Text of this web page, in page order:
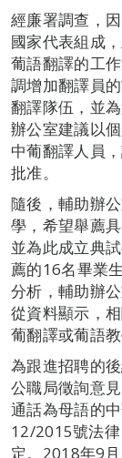
經廉署調查，
國家代表組成
葡語翻譯的工
調增加翻譯員
翻譯隊伍，並
辦公室建議以
中葡翻譯人員
批准。
隨後，輔助辦
學，希望舉薦
並為此成立典
薦的16名畢業
分析，輔助辦
從資料顯示，
葡翻譯或葡語
為跟進招聘的
公職局徵詢意
通話為母語的
12/2015號法
定。2018年9